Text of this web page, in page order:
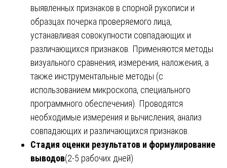
выявленных признаков в спорной рукописи и
образцах почерка проверяемого лица,
устанавливая совокупности совпадающих и
различающихся признаков. Применяются методы
визуального сравнения, измерения, наложения, а
также инструментальные методы (с
использованием микроскопа, специального
программного обеспечения). Проводятся
необходимые измерения и вычисления, анализ
совпадающих и различающихся признаков.
Стадия оценки результатов и формулирование
выводов(2-5 рабочих дней)